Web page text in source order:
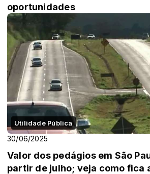
oportunidades
Utilidade Pública
30/06/2025
Valor dos pedágios em São
partir de julho; veja como fica